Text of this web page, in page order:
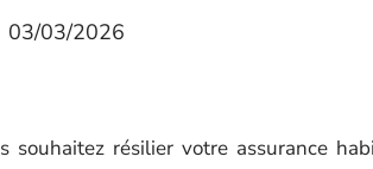
03/03/2026
souhaitez résilier votre assurance